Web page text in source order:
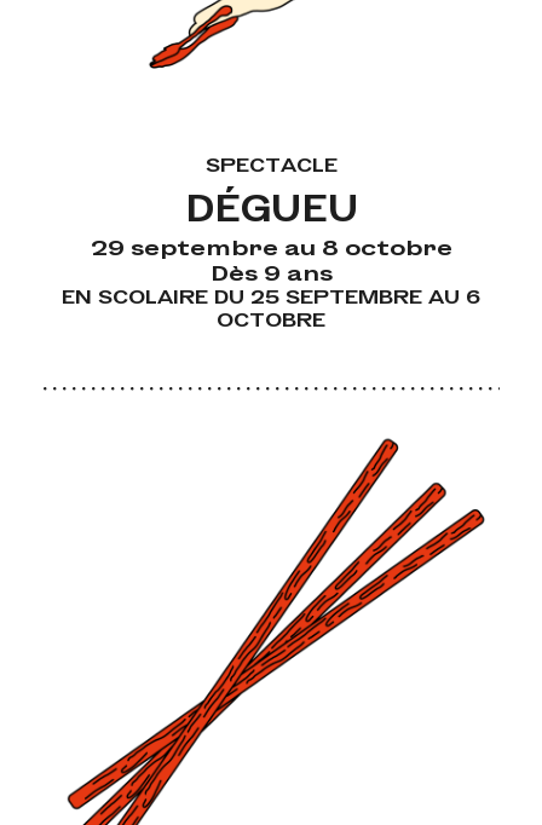
SPECTACLE
DÉGUEU
29 septembre au 8 octobre
Dès 9 ans
EN SCOLAIRE DU 25 SEPTEMBRE AU 6
OCTOBRE